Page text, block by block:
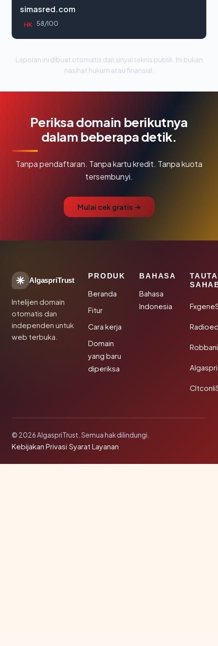
simasred.com
HK 58/100
Laporan ini dibuat otomatis dari sinyal teknis publik. Ini bukan
nasihat hukum atau finansial.
Periksa domain berikutnya
dalam beberapa detik.
Tanpa pendaftaran. Tanpa kartu kredit. Tanpa kuota
tersembunyi.
Mulai cek gratis →
AlgaspriTrust
Intelijen domain
otomatis dan
independen untuk
web terbuka.
PRODUK
Beranda
Fitur
Cara kerja
Domain
yang baru
diperiksa
BAHASA
Bahasa
Indonesia
© 2026 AlgaspriTrust. Semua hak dilindungi.
Kebijakan Privasi·Syarat Layanan